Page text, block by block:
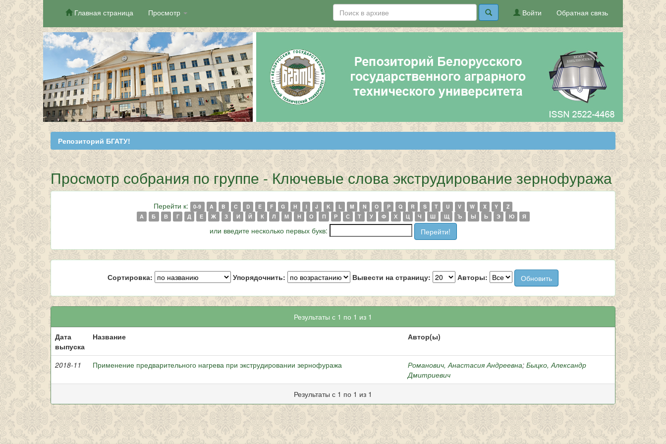
Skip
navigation
Главная страница Просмотр Обратная связь
Войти
Репозиторий БГАТУ!
Просмотр собрания по группе - Ключевые слова экструдирование зернофуража
Перейти к: 0-9 A B C D E F G H I J K L M N O P Q R S T U V W X Y
Z
А
Б В Г Д Е Ж З И Й К Л М Н О П Р С Т У Ф Х Ц Ч Ш Щ Ъ Ы Ь Э Ю Я
или введите несколько первых букв:
Сортировка: Упорядочнить: Вывести на страницу: Авторы:
Результаты с 1 по 1 из 1
Дата
выпуска
Название Автор(ы)
2018-11 Применение предварительного нагрева при экструдировании зернофуража Романович, Анастасия Андреевна; Быцко, Александр
Дмитриевич
Результаты с 1 по 1 из 1